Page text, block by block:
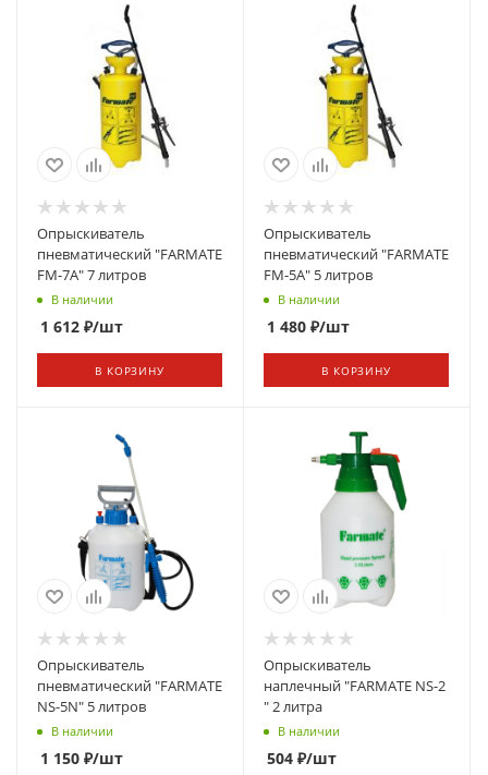
Опрыскиватель
пневматический "FARMATЕ
FM-7A" 7 литров
В наличии
1 612 ₽/шт
В КОРЗИНУ
Опрыскиватель
пневматический "FARMATЕ
FM-5A" 5 литров
В наличии
1 480 ₽/шт
В КОРЗИНУ
Опрыскиватель
пневматический "FARMATЕ
NS-5N" 5 литров
В наличии
1 150 ₽/шт
Опрыскиватель
наплечный "FARMATЕ NS-2
" 2 литра
В наличии
504 ₽/шт